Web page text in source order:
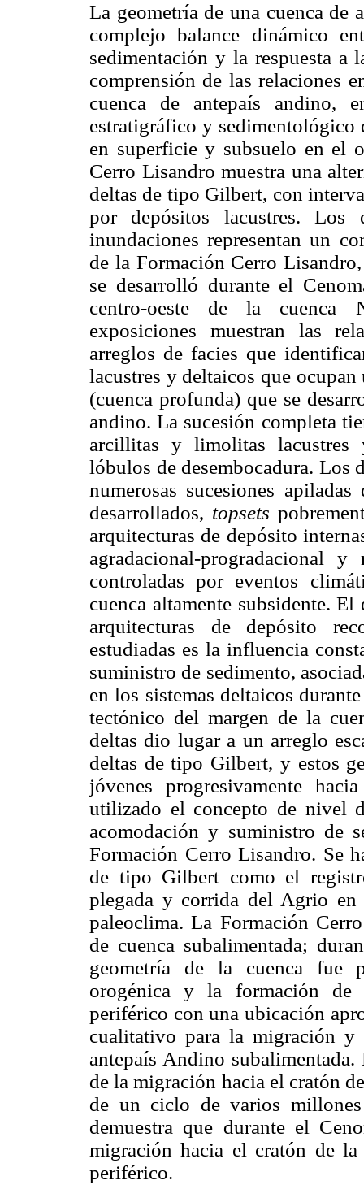
La geometría de una cuenca de
complejo balance dinámico
sedimentación y la respuesta a
comprensión de las relaciones
cuenca de antepaís andino,
estratigráfico y
en superficie y subsuelo en el
Cerro Lisandro muestra una
deltas de tipo Gilbert, con
por depósitos lacustres.
inundaciones representan un
de la Formación Cerro
se desarrolló durante el
centro-oeste de la cuenca
exposiciones muestran las
arreglos de facies que
lacustres y deltaicos que ocupan
(cuenca profunda) que se
andino. La sucesión completa
arcillitas y limolitas lacustres
lóbulos de desembocadura. Los
numerosas sucesiones
desarrollados, topsets
arquitecturas de depósito
agradacional-progradacional
controladas por eventos
cuenca altamente subsidente.
arquitecturas de depósito
estudiadas es la influencia
suministro de sedimento,
en los sistemas deltaicos
tectónico del margen de la
deltas dio lugar a un arreglo
deltas de tipo Gilbert, y estos
jóvenes progresivamente
utilizado el concepto de nivel
acomodación y suministro de
Formación Cerro Lisandro. Se
de tipo Gilbert como el
plegada y corrida del Agrio
paleoclima. La Formación
de cuenca subalimentada;
geometría de la cuenca fue
orogénica y la formación de
periférico con una ubicación
cualitativo para la migración y
antepaís Andino
de la migración hacia el cratón
de un ciclo de varios millones
demuestra que durante el
migración hacia el cratón de
periférico.